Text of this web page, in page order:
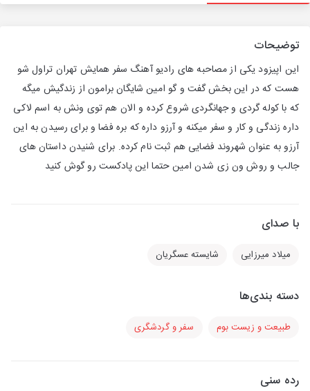
توضیحات
این اپیزود یکی از مصاحبه های رادیو آهنگ سفر همایش تهران تراول شو
هست که در این بخش گفت و گو امین شایگان برامون از زندگیش میگه
که با کوله گردی و جهانگردی شروع کرده و الان هم توی ونش به اسم لاکی
داره زندگی و کار و سفر میکنه و آرزو داره که بره فضا و برای رسیدن به این
آرزو به عنوان شهروند فضایی هم ثبت نام کرده. برای شنیدن داستان های
جالب و روش ون زی شدن امین حتما این پادکست رو گوش کنید
با صدای
میلاد میرزایی شایسته عسگریان
دسته بندی‌ها
طبیعت و زیست بوم سفر و گردشگری
رده سنی